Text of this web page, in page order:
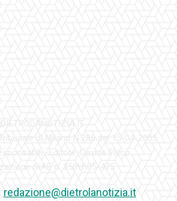
redazione@dietrolanotizia.it